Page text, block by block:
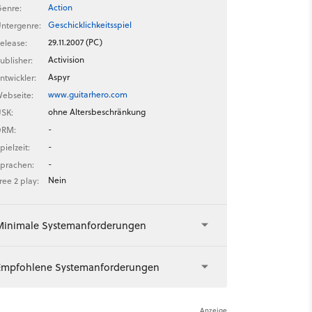
Action
Geschicklichkeitsspiel
29.11.2007 (PC)
Activision
Aspyr
www.guitarhero.com
ohne Altersbeschränkung
-
-
-
2 play:
Nein
Systemanforderungen
Systemanforderungen